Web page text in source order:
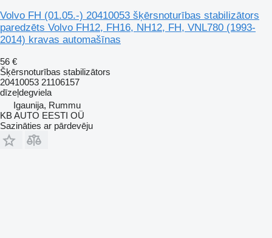
Volvo FH (01.05.-) 20410053 šķērsnoturības stabilizātors
paredzēts Volvo FH12, FH16, NH12, FH, VNL780 (1993-
2014) kravas automašīnas
56 €
Šķērsnoturības stabilizātors
20410053 21106157
dīzeļdegviela
Igaunija, Rummu
KB AUTO EESTI OÜ
Sazināties ar pārdevēju